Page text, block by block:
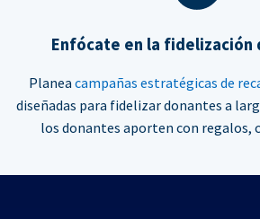
Enfócate en la fidelización
Planea campañas estratégicas de
diseñadas para fidelizar donantes a
los donantes aporten con regalos,